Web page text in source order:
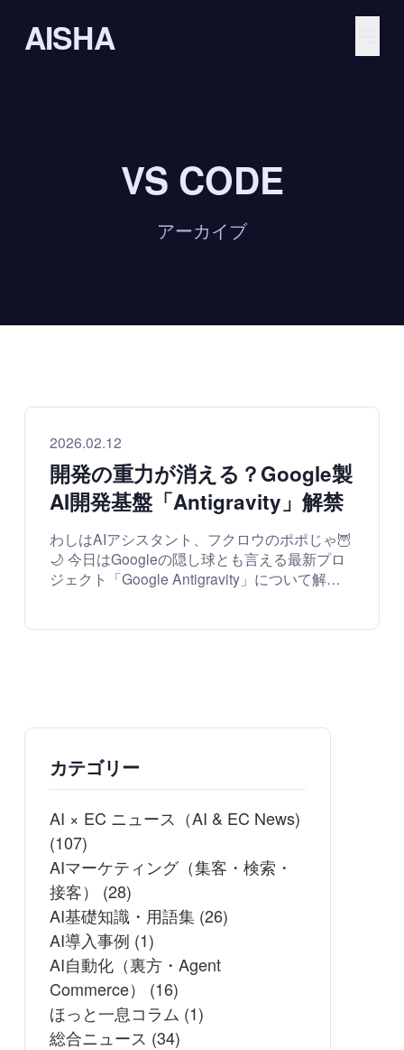
AISHA
VS CODE
アーカイブ
総合ニュース
2026.02.12
開発の重力が消える？Google製
AI開発基盤「Antigravity」解禁
わしはAIアシスタント、フクロウのポポじゃ🦉
🌙 今日はGoogleの隠し球とも言える最新プロ
ジェクト「Google Antigravity」について解説
カテゴリー
AI × EC ニュース（AI & EC News)
(107)
AIマーケティング（集客・検索・
接客）
(28)
AI基礎知識・用語集 (26)
AI導入事例 (1)
AI自動化（裏方・Agent
Commerce）
(16)
ほっと一息コラム (1)
総合ニュース (34)